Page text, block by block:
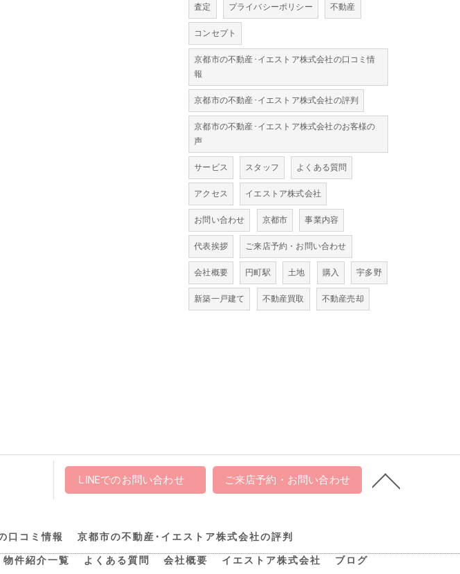
査定 プライバシーポリシー 不動産
コンセプト
京都市の不動産･イエストア株式会社の口コミ情
報
京都市の不動産･イエストア株式会社の評判
京都市の不動産･イエストア株式会社のお客様の
声
サービス スタッフ よくある質問
アクセス イエストア株式会社
お問い合わせ 京都市 事業内容
代表挨拶 ご来店予約・お問い合わせ
会社概要 円町駅 土地 購入 宇多野
新築一戸建て 不動産買取 不動産売却
LINEでのお問い合わせ ご来店予約・お問い合わせ
口コミ情報 京都市の不動産･イエストア株式会社の評判
物件紹介一覧 よくある質問 会社概要 イエストア株式会社 ブログ